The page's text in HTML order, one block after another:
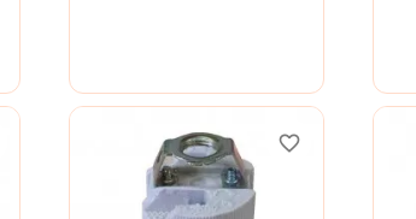
favorite_border
favorite_border
favorite_border